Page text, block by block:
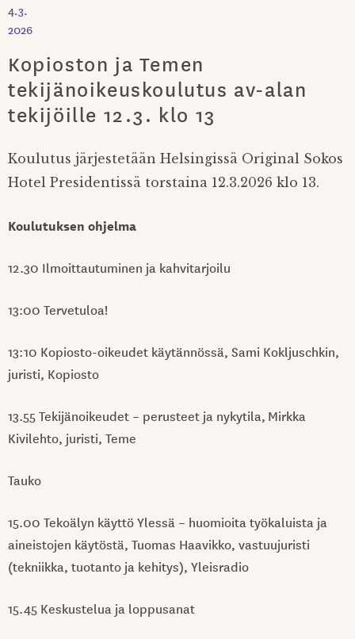
4.3.
2026
Kopioston ja Temen
tekijänoikeuskoulutus av-alan
tekijöille 12.3. klo 13
Koulutus järjestetään Helsingissä Original Sokos
Hotel Presidentissä torstaina 12.3.2026 klo 13.
Koulutuksen ohjelma
12.30 Ilmoittautuminen ja kahvitarjoilu
13:00 Tervetuloa!
13:10 Kopiosto-oikeudet käytännössä, Sami Kokljuschkin,
juristi, Kopiosto
13.55 Tekijänoikeudet – perusteet ja nykytila, Mirkka
Kivilehto, juristi, Teme
Tauko
15.00 Tekoälyn käyttö Ylessä – huomioita työkaluista ja
aineistojen käytöstä, Tuomas Haavikko, vastuujuristi
(tekniikka, tuotanto ja kehitys), Yleisradio
15.45 Keskustelua ja loppusanat